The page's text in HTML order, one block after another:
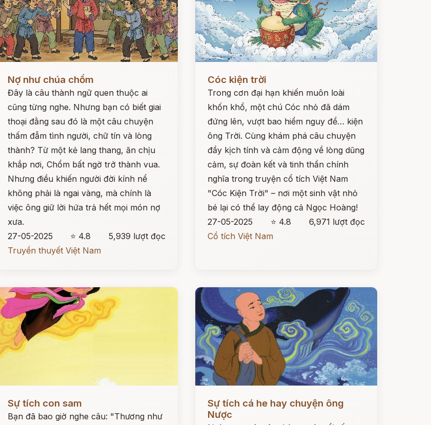
Nợ như chúa chổm
Đây là câu thành ngữ quen thuộc ai
cũng từng nghe. Nhưng bạn có biết giai
thoại đằng sau đó là một câu chuyện
thấm đẫm tình người, chữ tín và lòng
thành? Từ một kẻ lang thang, ăn chịu
khắp nơi, Chổm bất ngờ trở thành vua.
Nhưng điều khiến người đời kính nể
không phải là ngai vàng, mà chính là
việc ông giữ lời hứa trả hết mọi món nợ
xưa.
27-05-2025
⭐ 4.8
5,939 lượt đọc
Truyền thuyết Việt Nam
Cóc kiện trời
Trong cơn đại hạn khiến muôn loài
khốn khổ, một chú Cóc nhỏ đã dám
đứng lên, vượt bao hiểm nguy để… kiện
ông Trời. Cùng khám phá câu chuyện
đầy kịch tính và cảm động về lòng dũng
cảm, sự đoàn kết và tinh thần chính
nghĩa trong truyện cổ tích Việt Nam
"Cóc Kiện Trời" – nơi một sinh vật nhỏ
bé lại có thể lay động cả Ngọc Hoàng!
27-05-2025
⭐ 4.8
6,971 lượt đọc
Cổ tích Việt Nam
Sự tích con sam
Bạn đã bao giờ nghe câu: "Thương như
Sự tích cá he hay chuyện ông
Nược